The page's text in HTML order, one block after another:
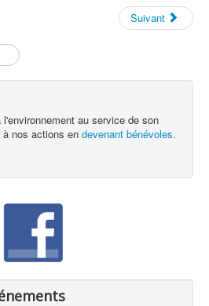
Suivant
au service de son
nos actions en devenant bénévoles.